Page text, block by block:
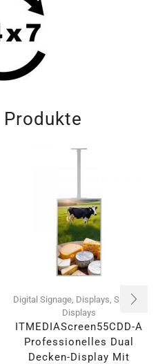
Digital Signage Displays Spezial-
Displays
ITMEDIAScreen55CDD-A
Professionelles Dual
Decken-Display Mit